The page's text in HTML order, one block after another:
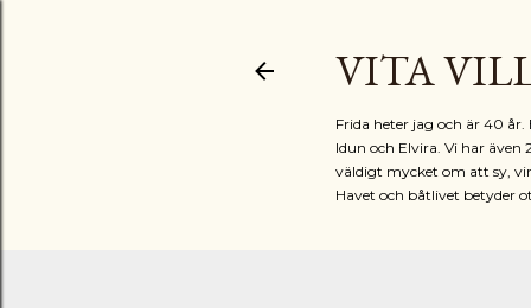
VITA
Frida heter jag och är 40
Idun och Elvira. Vi har
väldigt mycket om att sy,
Havet och båtlivet betyder